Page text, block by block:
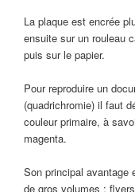
La plaque est encrée
ensuite sur un rouleau
puis sur le papier.
Pour reproduire un
(quadrichromie) il faut
couleur primaire, à
magenta.
Son principal avantage
de gros volumes :